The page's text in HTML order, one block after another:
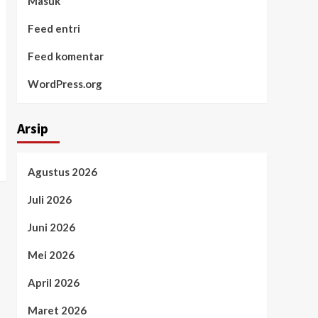
Feed entri
Feed komentar
WordPress.org
Arsip
Agustus 2026
Juli 2026
Juni 2026
Mei 2026
April 2026
Maret 2026